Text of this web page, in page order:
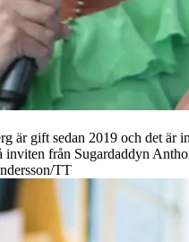
är gift sedan 2019 och det är
inviten från Sugardaddyn
TT